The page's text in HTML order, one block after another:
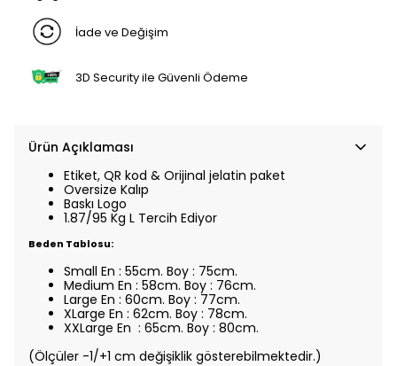
İade ve Değişim
3D Security ile Güvenli Ödeme
Ürün Açıklaması
Etiket, QR kod & Orijinal jelatin paket
Oversize Kalıp
Baskı Logo
1.87/95 Kg L Tercih Ediyor
Beden Tablosu:
Small En : 55cm. Boy : 75cm.
Medium En : 58cm. Boy : 76cm.
Large En : 60cm. Boy : 77cm.
XLarge En : 62cm. Boy : 78cm.
XXLarge En : 65cm. Boy : 80cm.
(Ölçüler -1/+1 cm değişiklik gösterebilmektedir.)